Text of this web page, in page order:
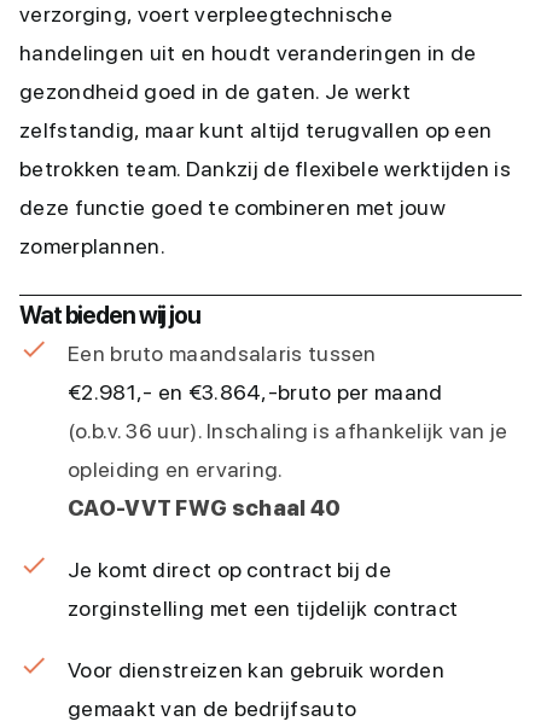
verzorging, voert verpleegtechnische
handelingen uit en houdt veranderingen in de
gezondheid goed in de gaten. Je werkt
zelfstandig, maar kunt altijd terugvallen op een
betrokken team. Dankzij de flexibele werktijden is
deze functie goed te combineren met jouw
zomerplannen.
Wat bieden wij jou
Een bruto maandsalaris tussen
€2.981,- en €3.864,-bruto per maand
(o.b.v. 36 uur). Inschaling is afhankelijk van je
opleiding en ervaring.
CAO-VVT FWG schaal 40
Je komt direct op contract bij de
zorginstelling met een tijdelijk contract
Voor dienstreizen kan gebruik worden
gemaakt van de bedrijfsauto